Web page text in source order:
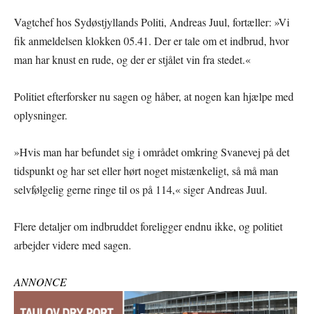
Vagtchef hos Sydøstjyllands Politi, Andreas Juul, fortæller: »Vi
fik anmeldelsen klokken 05.41. Der er tale om et indbrud, hvor
man har knust en rude, og der er stjålet vin fra stedet.«
Politiet efterforsker nu sagen og håber, at nogen kan hjælpe med
oplysninger.
»Hvis man har befundet sig i området omkring Svanevej på det
tidspunkt og har set eller hørt noget mistænkeligt, så må man
selvfølgelig gerne ringe til os på 114,« siger Andreas Juul.
Flere detaljer om indbruddet foreligger endnu ikke, og politiet
arbejder videre med sagen.
ANNONCE